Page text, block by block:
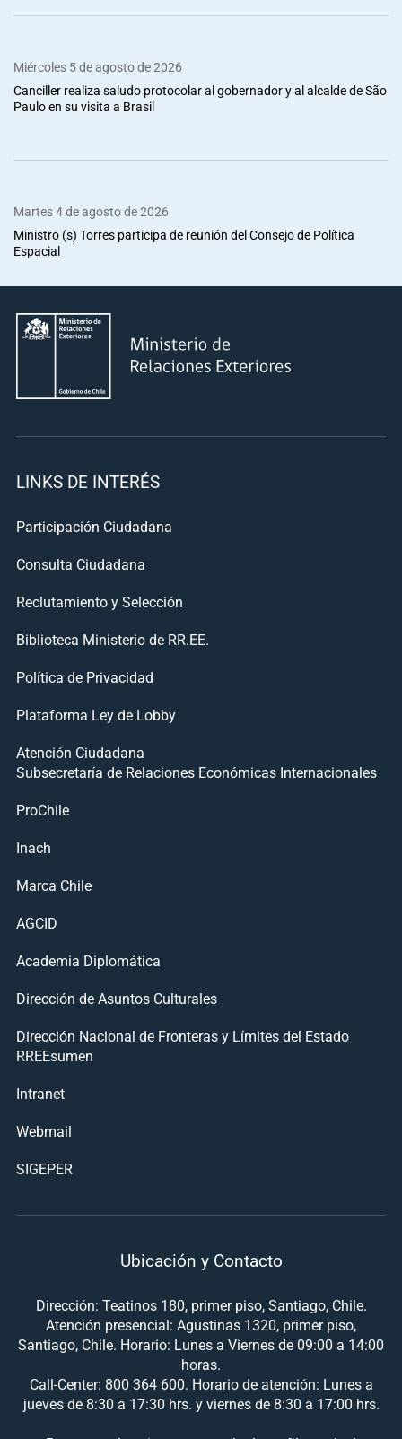
Miércoles 5 de agosto de 2026
Canciller realiza saludo protocolar al gobernador y al alcalde de São
Paulo en su visita a Brasil
Martes 4 de agosto de 2026
Ministro (s) Torres participa de reunión del Consejo de Política
Espacial
LINKS DE INTERÉS
Participación Ciudadana
Consulta Ciudadana
Reclutamiento y Selección
Biblioteca Ministerio de RR.EE.
Política de Privacidad
Plataforma Ley de Lobby
Atención Ciudadana
Subsecretaría de Relaciones Económicas Internacionales
ProChile
Inach
Marca Chile
AGCID
Academia Diplomática
Dirección de Asuntos Culturales
Dirección Nacional de Fronteras y Límites del Estado
RREEsumen
Intranet
Webmail
SIGEPER
Ubicación y Contacto
Dirección: Teatinos 180, primer piso, Santiago, Chile.
Atención presencial: Agustinas 1320, primer piso,
Santiago, Chile. Horario: Lunes a Viernes de 09:00 a 14:00
horas.
Call-Center: 800 364 600. Horario de atención: Lunes a
jueves de 8:30 a 17:30 hrs. y viernes de 8:30 a 17:00 hrs.